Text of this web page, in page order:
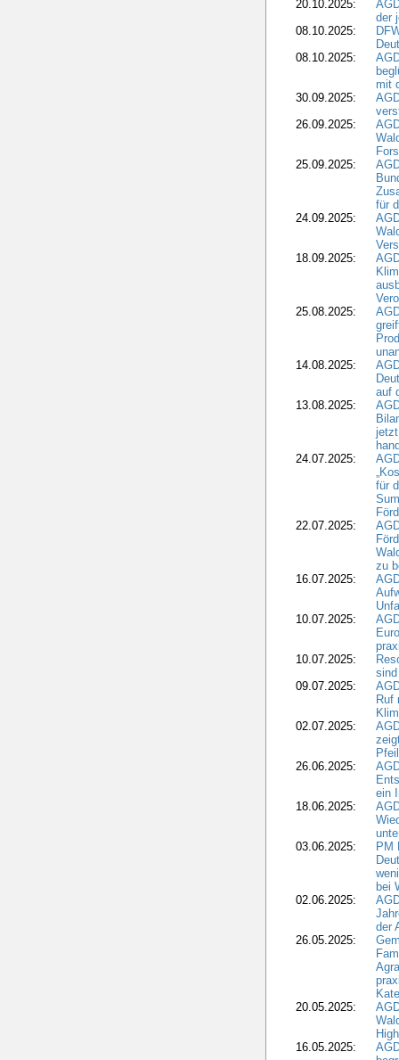
20.10.2025:
der
08.10.2025:
08.10.2025:
mit
30.09.2025:
26.09.2025:
25.09.2025:
für
24.09.2025:
18.09.2025:
25.08.2025:
14.08.2025:
auf
13.08.2025:
24.07.2025:
für
22.07.2025:
zu
16.07.2025:
10.07.2025:
10.07.2025:
09.07.2025:
Ruf
02.07.2025:
26.06.2025:
ein
18.06.2025:
03.06.2025:
PM
bei
02.06.2025:
der
26.05.2025:
20.05.2025:
16.05.2025: